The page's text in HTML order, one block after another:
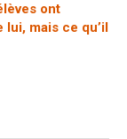
ont
mais ce qu’il